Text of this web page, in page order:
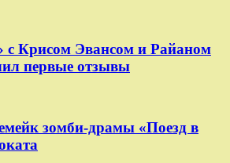
с Крисом Эвансом и Райаном
первые отзывы
зомби-драмы «Поезд в